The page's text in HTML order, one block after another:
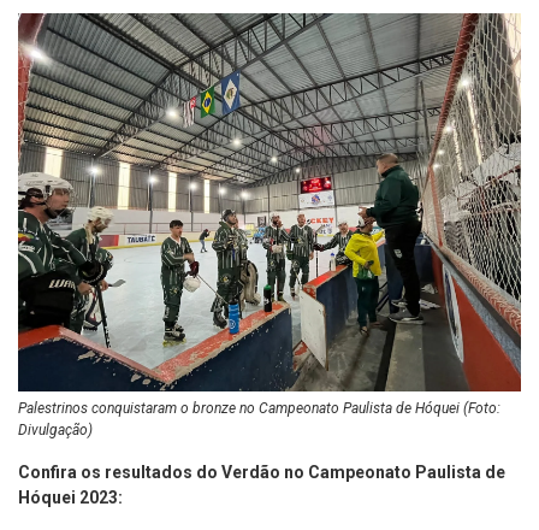
Palestrinos conquistaram o bronze no Campeonato Paulista de Hóquei (Foto:
Divulgação)
Confira os resultados do Verdão no Campeonato Paulista de
Hóquei 2023: